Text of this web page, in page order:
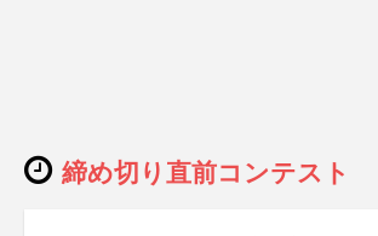
締め切り直前コンテスト